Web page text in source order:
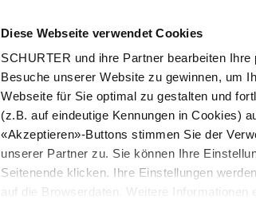
Diese Webseite verwendet Cookies
SCHURTER und ihre Partner bearbeiten
Besuche unserer Website zu gewinnen, um
Webseite für Sie optimal zu gestalten und
(z.B. auf eindeutige Kennungen in Cookies)
«Akzeptieren»-Buttons stimmen Sie der
unserer Partner zu. Sie können Ihre
Seitenende klicken. Ihre Einstellungen
auf die Browserdaten. Weitere Informationen
Katalog
Anrede*